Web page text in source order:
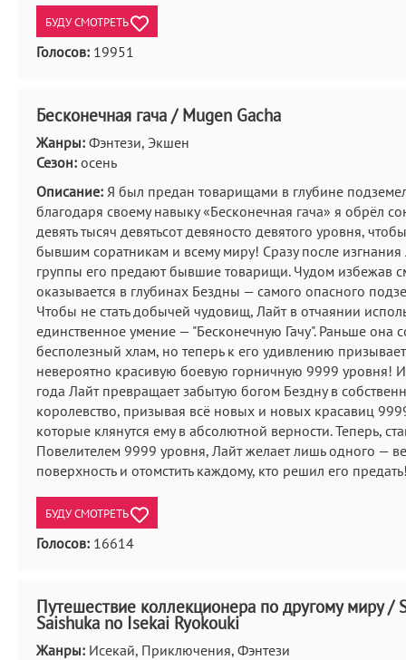
БУДУ СМОТРЕТЬ
Голосов: 19951
Бесконечная гача / Mugen Gacha
Жанры: Фэнтези, Экшен
Сезон: осень
Описание: Я был предан товарищами в глубине
благодаря своему навыку «Бесконечная гача» я обрёл
девять тысяч девятьсот девяносто девятого уровня,
бывшим соратникам и всему миру! Сразу после изгнания
группы его предают бывшие товарищи. Чудом избежав
оказывается в глубинах Бездны — самого опасного
Чтобы не стать добычей чудовищ, Лайт в отчаянии
единственное умение — "Бесконечную Гачу". Раньше она
бесполезный хлам, но теперь к его удивлению
невероятно красивую боевую горничную 9999 уровня! И
года Лайт превращает забытую богом Бездну в
королевство, призывая всё новых и новых красавиц
которые клянутся ему в абсолютной верности. Теперь,
Повелителем 9999 уровня, Лайт желает лишь одного —
поверхность и отомстить каждому, кто решил его
БУДУ СМОТРЕТЬ
Голосов: 16614
Путешествие коллекционера по другому миру /
Saishuka no Isekai Ryokouki
Жанры: Исекай, Приключения, Фэнтези